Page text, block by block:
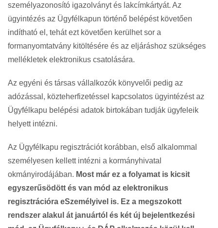
személyazonosító igazolványt és lakcímkártyát. Az
ügyintézés az Ügyfélkapun történő belépést követően
indítható el, tehát ezt követően kerülhet sor a
formanyomtatvány kitöltésére és az eljáráshoz szükséges
mellékletek elektronikus csatolására.
Az egyéni és társas vállalkozók könyvelői pedig az
adózással, közteherfizetéssel kapcsolatos ügyintézést az
Ügyfélkapu belépési adatok birtokában tudják ügyfeleik
helyett intézni.
Az Ügyfélkapu regisztrációt korábban, első alkalommal
személyesen kellett intézni a kormányhivatal
okmányirodájában. Most már ez a folyamat is kicsit
egyszerűsödött és van mód az elektronikus
regisztrációra eSzemélyivel is. Ez a megszokott
rendszer alakul át januártól és két új bejelentkezési